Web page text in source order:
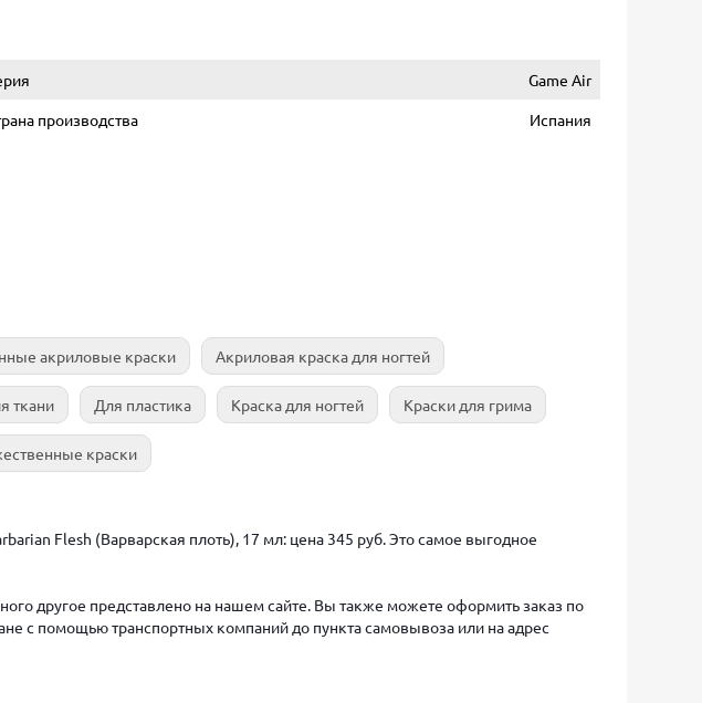
Game Air
производства
Испания
акриловые краски Акриловая краска для ногтей
ткани Для пластика Краска для ногтей Краски для грима
краски
Flesh (Варварская плоть), 17 мл: цена 345 руб. Это самое выгодное
другое представлено на нашем сайте. Вы также можете оформить заказ по
с помощью транспортных компаний до пункта самовывоза или на адрес